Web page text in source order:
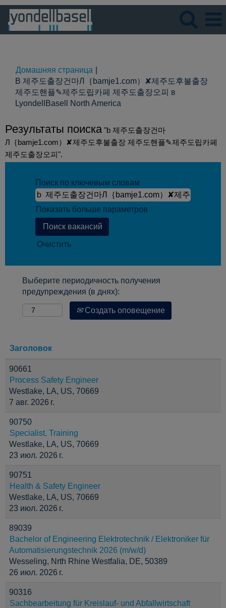
Домашняя страница
B 제주도출장건마Л｛bamje1.com）✘제주도후불출장
제주도핸플✎제주도립카페 제주도출장오피 в
LyondellBasell North America
Результаты поиска "b 제주도출장건마
Л｛bamje1.com）✘제주도후불출장 제주도핸플✎제주도립카페
제주도출장오피".
Поиск по ключевым словам
Показать больше параметров
Очистить
Выберите периодичность получения
предупреждения (в днях):
Создать оповещение
Заголовок
90661
Process Safety Engineer
Westlake, LA, US, 70669
7 авг. 2026 г.
90750
Specialist, Training
Westlake, LA, US, 70669
23 июл. 2026 г.
90751
Health & Safety Engineer
Westlake, LA, US, 70669
23 июл. 2026 г.
89039
Bachelor of Engineering Elektrotechnik / Elektroniker für
Automatisierungstechnik 2026 (m/w/d)
Wesseling, Nrth Rhine Westfalia, DE, 50389
26 июл. 2026 г.
90316
Sachbearbeitung für Kreislauf- und Abfallwirtschaft